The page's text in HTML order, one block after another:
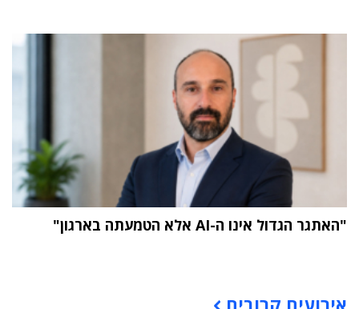
"האתגר הגדול אינו ה-AI אלא הטמעתה בארגון"
אירועים קרובים